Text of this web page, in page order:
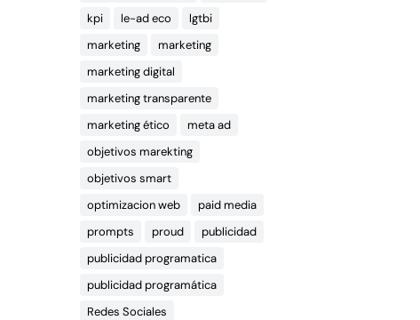
kpi
le-ad eco
lgtbi
marketing
marketing
marketing digital
marketing transparente
marketing ético
meta ad
objetivos marekting
objetivos smart
optimizacion web
paid media
prompts
proud
publicidad
publicidad programatica
publicidad programática
Redes Sociales